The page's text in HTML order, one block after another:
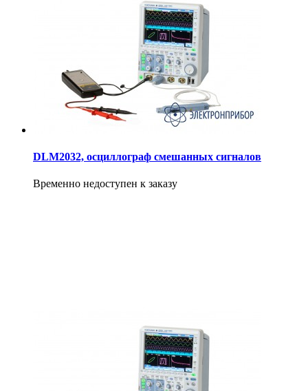
DLM2032, осциллограф смешанных сигналов
Временно недоступен к заказу